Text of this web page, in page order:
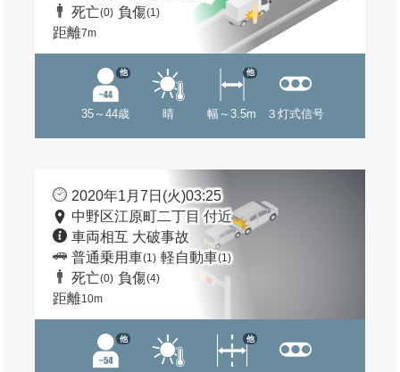
死亡(0) 負傷(1)
距離7m
35～44歳
他
晴 幅～3.5m
他
３灯式信号
2020年1月7日(火)03:25
中野区江原町二丁目 付近
車両相互 大破事故
普通乗用車(1) 軽自動車(1)
死亡(0) 負傷(4)
距離10m
他 他